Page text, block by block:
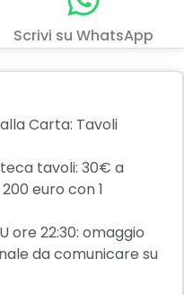
Scrivi su WhatsApp
Carta: Tavoli
tavoli: 30€ a
euro con 1
ore 22:30: omaggio
da comunicare su